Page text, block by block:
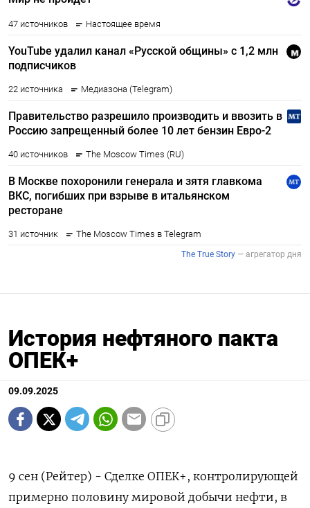
История нефтяного пакта
ОПЕК+
09.09.2025
9 сен (Рейтер) - Сделке ОПЕК+, контролирующей
примерно половину мировой добычи нефти, в